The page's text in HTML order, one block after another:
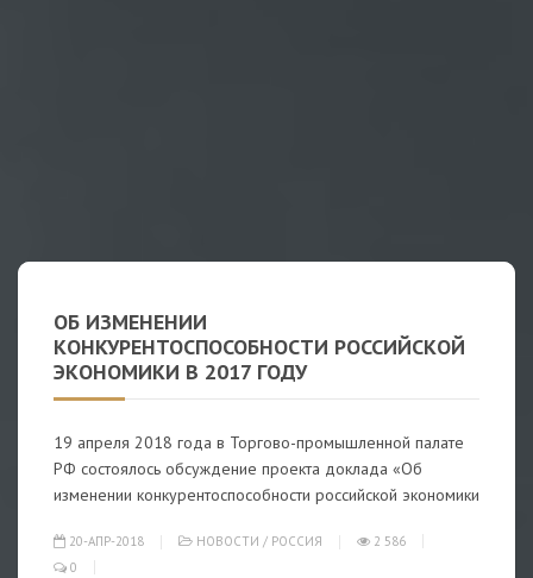
ОБ ИЗМЕНЕНИИ
КОНКУРЕНТОСПОСОБНОСТИ РОССИЙСКОЙ
ЭКОНОМИКИ В 2017 ГОДУ
19 апреля 2018 года в Торгово-промышленной палате
РФ состоялось обсуждение проекта доклада «Об
изменении конкурентоспособности российской экономики
20-АПР-2018 НОВОСТИ / РОССИЯ
2 586
0